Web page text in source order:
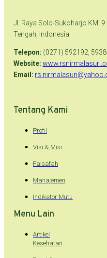
Jl. Raya Solo-Sukoharjo KM.
Tengah, Indonesia
Telepon: (0271) 592192,
Website:
Email:
Tentang Kami
Profil
Visi & Misi
Falsafah
Manajemen
Indikator Mutu
Menu Lain
Artikel
Kesehatan